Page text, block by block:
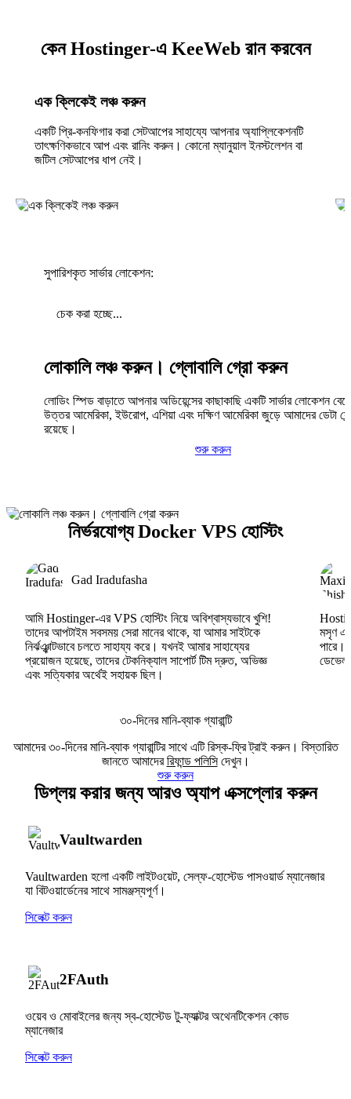
কেন Hostinger-এ KeeWeb রান করবেন
এক ক্লিকেই লঞ্চ করুন
একটি প্রি-কনফিগার করা সেটআপের সাহায্যে আপনার অ্যাপ্লিকেশনটি
তাৎক্ষণিকভাবে আপ এবং রানিং করুন। কোনো ম্যানুয়াল ইনস্টলেশন বা
জটিল সেটআপের ধাপ নেই।
সুপারিশকৃত সার্ভার লোকেশন:
চেক করা হচ্ছে...
লোকালি লঞ্চ করুন। গ্লোবালি গ্রো করুন
লোডিং স্পিড বাড়াতে আপনার অডিয়েন্সের কাছাকাছি একটি সার্ভার লোকেশন
উত্তর আমেরিকা, ইউরোপ, এশিয়া এবং দক্ষিণ আমেরিকা জুড়ে আমাদের ডেটা
রয়েছে।
শুরু করুন
নির্ভরযোগ্য Docker VPS হোস্টিং
Gad Iradufasha
আমি Hostinger-এর VPS হোস্টিং নিয়ে অবিশ্বাস্যভাবে খুশি!
তাদের আপটাইম সবসময় সেরা মানের থাকে, যা আমার সাইটকে
নির্ঝঞ্ঝাটভাবে চলতে সাহায্য করে। যখনই আমার সাহায্যের
প্রয়োজন হয়েছে, তাদের টেকনিক্যাল সাপোর্ট টিম দ্রুত, অভিজ্ঞ
এবং সত্যিকার অর্থেই সহায়ক ছিল।
মসৃণ
৩০-দিনের মানি-ব্যাক গ্যারান্টি
আমাদের ৩০-দিনের মানি-ব্যাক গ্যারান্টির সাথে এটি রিস্ক-ফ্রি ট্রাই করুন। বিস্তারিত
জানতে আমাদেররিফান্ড পলিসিদেখুন।
শুরু করুন
ডিপ্লয় করার জন্য আরও অ্যাপ এক্সপ্লোর করুন
Vaultwarden
Vaultwarden হলো একটি লাইটওয়েট, সেল্ফ-হোস্টেড পাসওয়ার্ড ম্যানেজার
যা বিটওয়ার্ডেনের সাথে সামঞ্জস্যপূর্ণ।
সিলেক্ট করুন
2FAuth
ওয়েব ও মোবাইলের জন্য স্ব-হোস্টেড টু-ফ্যাক্টর অথেনটিকেশন কোড
ম্যানেজার
সিলেক্ট করুন